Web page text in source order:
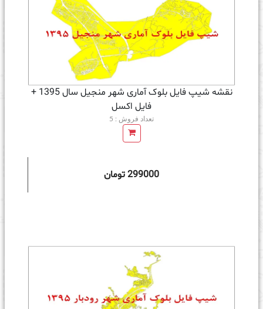
نقشه شیپ فایل بلوک آماری شهر منجیل سال 1395 +
فايل اكسل
تعداد فروش : 5
299000 تومان